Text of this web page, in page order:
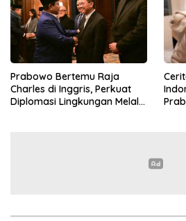
Prabowo Bertemu Raja
Charles di Inggris, Perkuat
Diplomasi Lingkungan Melalui